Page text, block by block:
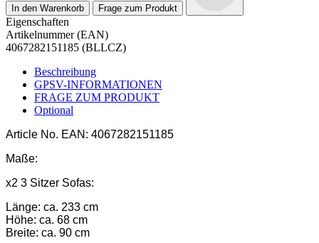
In den Warenkorb Frage zum Produkt
Eigenschaften
Artikelnummer (EAN)
4067282151185 (BLLCZ)
Beschreibung
GPSV-INFORMATIONEN
FRAGE ZUM PRODUKT
Optional
Article No. EAN: 4067282151185
Maße:
x2 3 Sitzer Sofas:
Länge: ca. 233 cm
Höhe: ca. 68 cm
Breite: ca. 90 cm